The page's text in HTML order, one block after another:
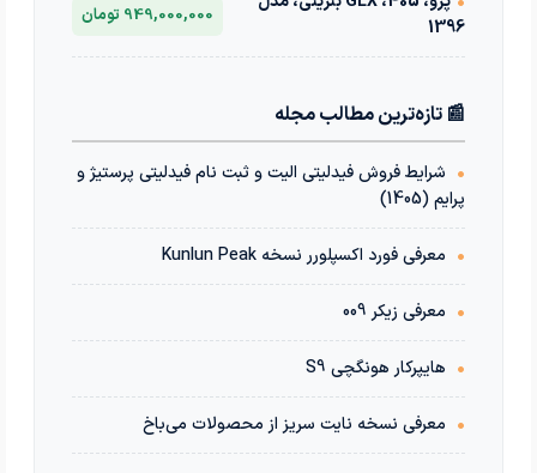
1396
949,000,000 تومان
📰 تازه‌ترین مطالب مجله
• شرایط فروش فیدلیتی الیت و ثبت نام فیدلیتی پرستیژ و
پرایم (1405)
• معرفی فورد اکسپلورر نسخه Kunlun Peak
• معرفی زیکر 009
• هایپرکار هونگچی S9
• معرفی نسخه نایت سریز از محصولات می‌باخ